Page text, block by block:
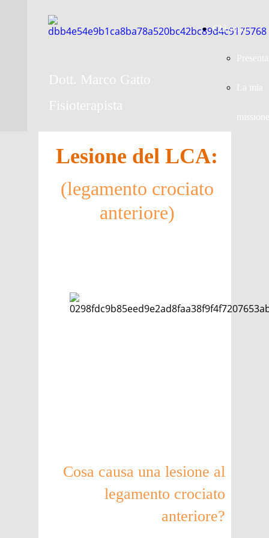
Dott. Marco Gatto
Fisioterapista
Chi sono
La mia
missione
Lesione del LCA:
(legamento crociato
anteriore)
Cosa causa una lesione al
legamento crociato
anteriore?